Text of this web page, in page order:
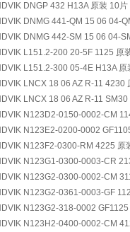
DNGP 432 H13A 原装 10片
DNMG 441-QM 15 06 04-
DNMG 442-SM 15 06 04-
L151.2-200 20-5F 1125 原
L151.2-300 05-4E H13A 原
LNCX 18 06 AZ R-11 4230
LNCX 18 06 AZ R-11
N123D2-0150-0002-CM
N123E2-0200-0002
N123F2-0300-RM 4225 原
N123G1-0300-0003-CR
N123G2-0300-0002-CM
N123G2-0361-0003-GF
N123G2-318-0002
N123H2-0400-0002-CM